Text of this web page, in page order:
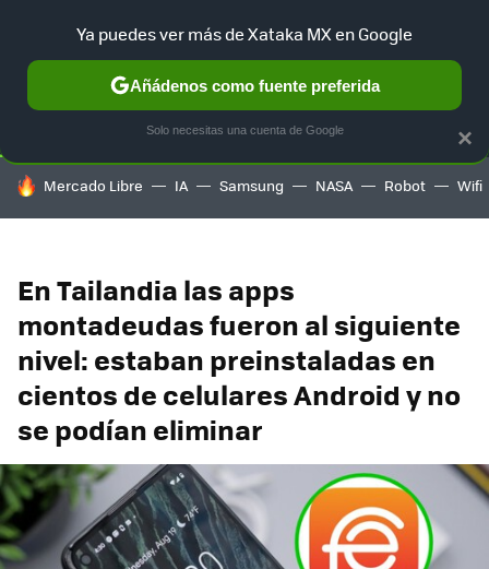
SELECCIÓN GAMING HOME AUTO TERRITORIO
HOY SE HABLA DE
Mercado Libre IA Samsung NASA Robot Wifi
En Tailandia las apps
montadeudas fueron al siguiente
nivel: estaban preinstaladas en
cientos de celulares Android y no
se podían eliminar
×
Ya puedes ver más de Xataka MX en Google
Añádenos como fuente preferida
Solo necesitas una cuenta de Google